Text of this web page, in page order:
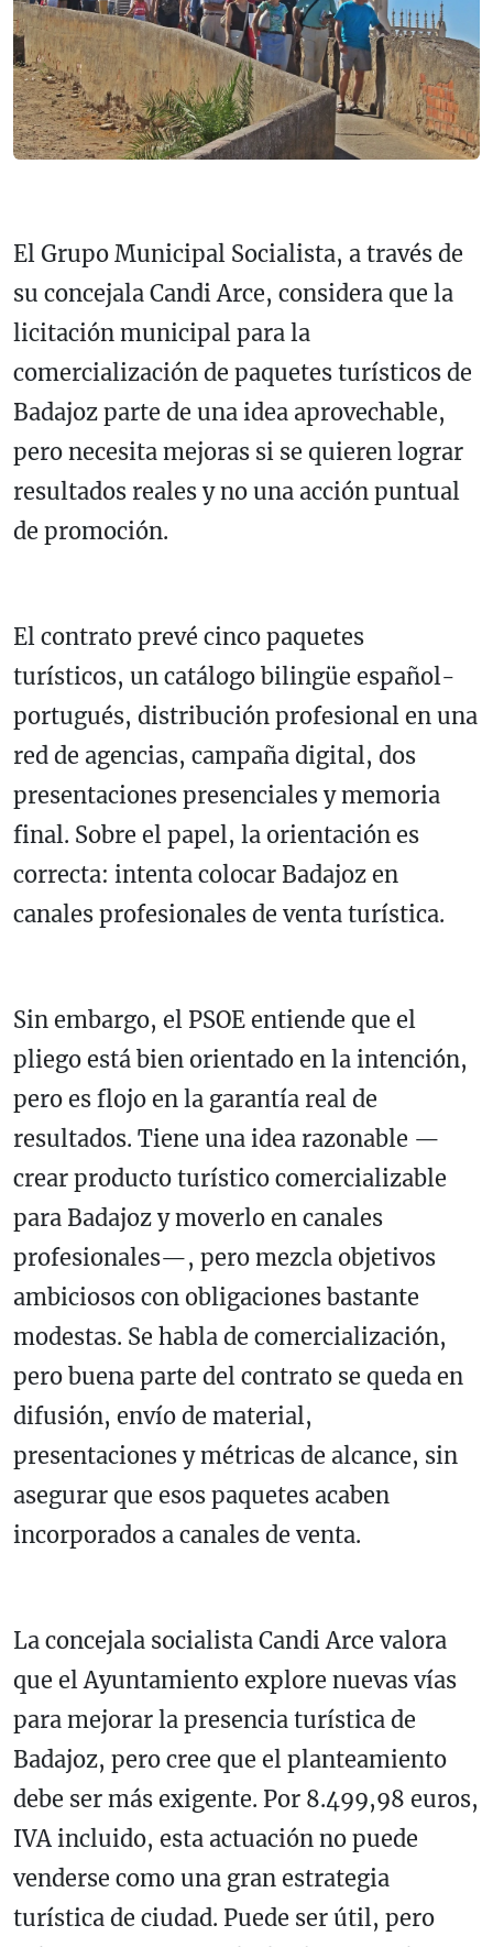
El Grupo Municipal Socialista, a través de
su concejala Candi Arce, considera que la
licitación municipal para la
comercialización de paquetes turísticos de
Badajoz parte de una idea aprovechable,
pero necesita mejoras si se quieren lograr
resultados reales y no una acción puntual
de promoción.
El contrato prevé cinco paquetes
turísticos, un catálogo bilingüe español-
portugués, distribución profesional en una
red de agencias, campaña digital, dos
presentaciones presenciales y memoria
final. Sobre el papel, la orientación es
correcta: intenta colocar Badajoz en
canales profesionales de venta turística.
Sin embargo, el PSOE entiende que el
pliego está bien orientado en la intención,
pero es flojo en la garantía real de
resultados. Tiene una idea razonable —
crear producto turístico comercializable
para Badajoz y moverlo en canales
profesionales—, pero mezcla objetivos
ambiciosos con obligaciones bastante
modestas. Se habla de comercialización,
pero buena parte del contrato se queda en
difusión, envío de material,
presentaciones y métricas de alcance, sin
asegurar que esos paquetes acaben
incorporados a canales de venta.
La concejala socialista Candi Arce valora
que el Ayuntamiento explore nuevas vías
para mejorar la presencia turística de
Badajoz, pero cree que el planteamiento
debe ser más exigente. Por 8.499,98 euros,
IVA incluido, esta actuación no puede
venderse como una gran estrategia
turística de ciudad. Puede ser útil, pero